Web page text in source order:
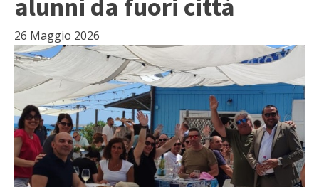
alunni da fuori città
26 Maggio 2026